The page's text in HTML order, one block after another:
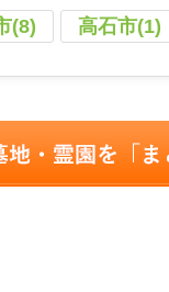
(8) 高石市(1)